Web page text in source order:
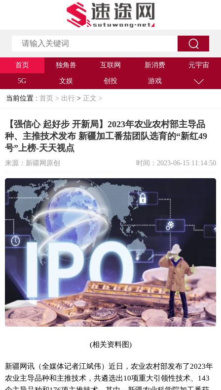
首页 独角兽 互联网 新消费 元宇宙
5G 文娱 创投 游戏
当前位置 : 首页 > 出行 > 正文 >
【强信心 起好步 开新局】2023年农业农村部主导品
种、主推技术发布 新疆加工番茄团队选育的“新红49
号”上榜-天天视点
来源：新疆网原创 时间：2023-06-15 11:14:50
(相关资料图)
新疆网讯（全媒体记者江斌伟）近日，农业农村部发布了2023年
农业主导品种和主推技术，共遴选出10项重大引领性技术、143